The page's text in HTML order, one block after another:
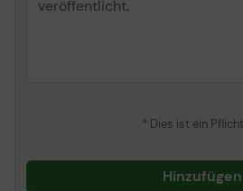
* Dies ist ein
Hinzufügen